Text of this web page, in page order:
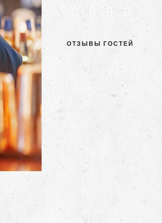
ОТЗЫВЫ ГОСТЕЙ